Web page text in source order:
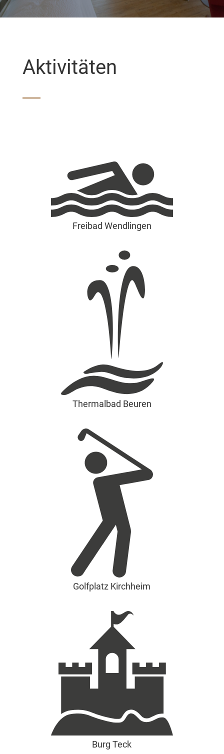
Aktivitäten
Freibad Wendlingen
Thermalbad Beuren
Golfplatz Kirchheim
Burg Teck